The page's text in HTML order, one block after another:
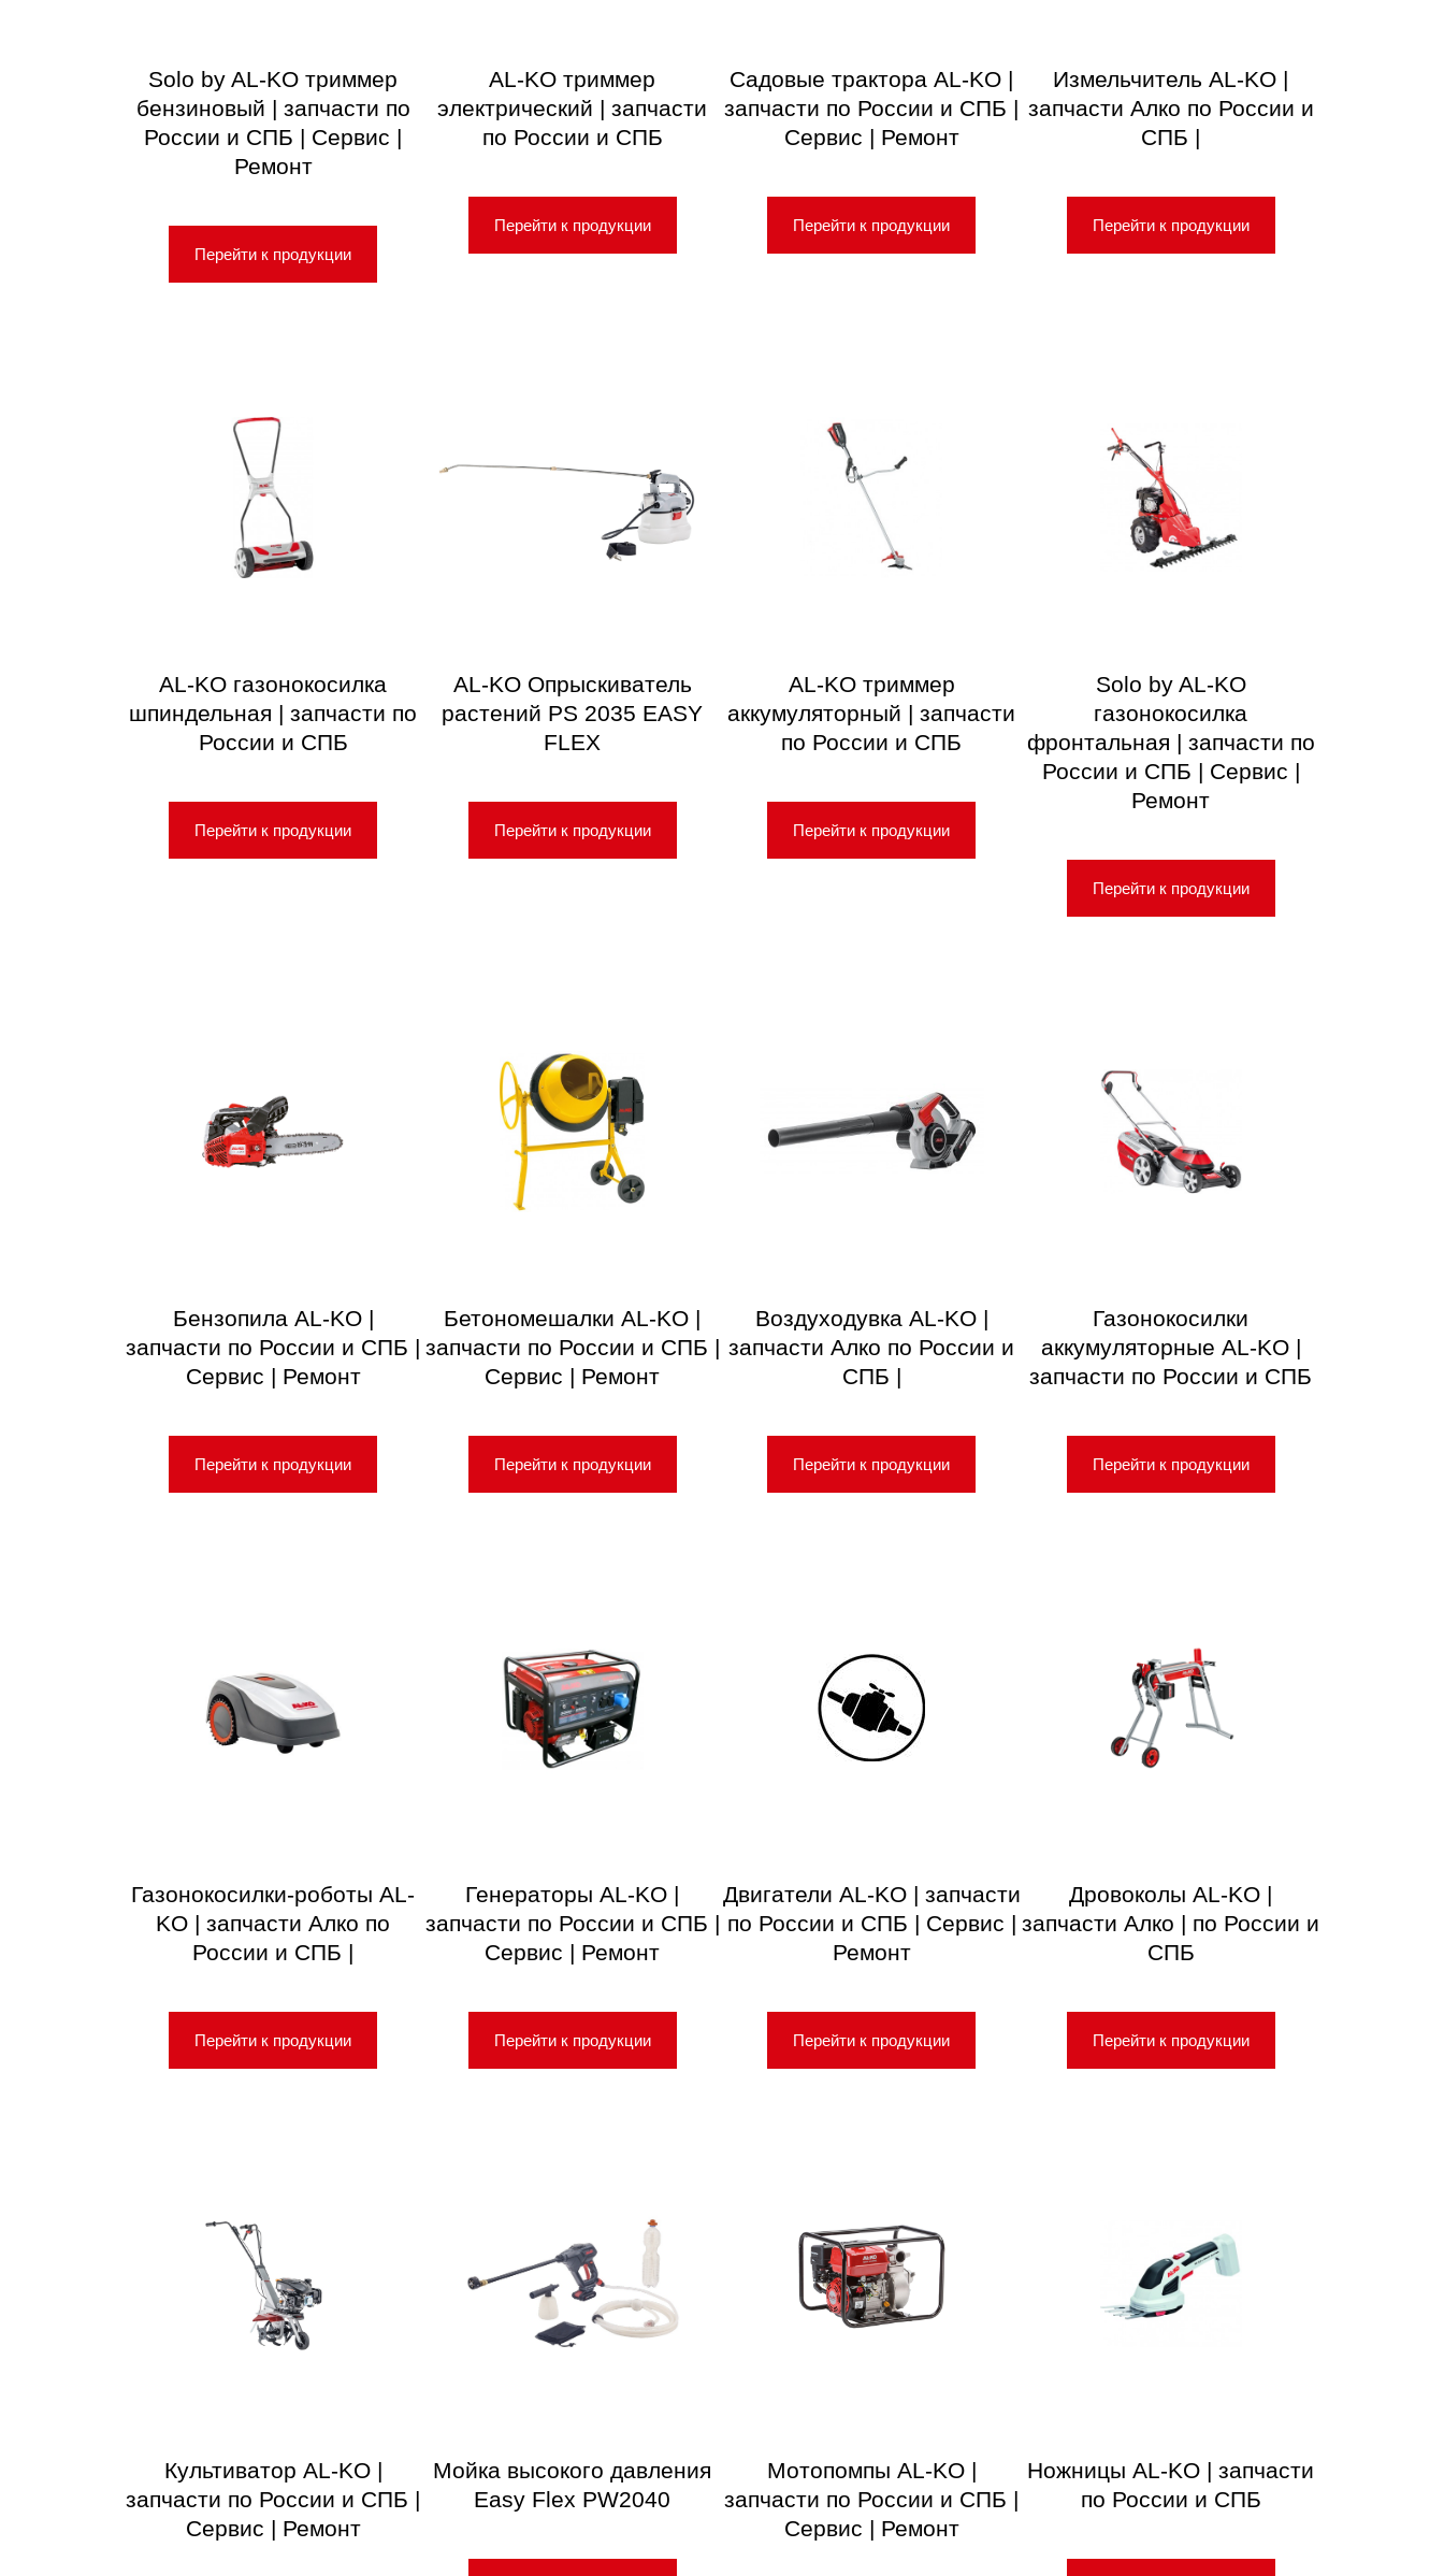
Solo by AL-KO триммер
бензиновый | запчасти по
России и СПБ | Сервис |
Ремонт
Перейти к продукции
AL-KO триммер
электрический | запчасти
по России и СПБ
Перейти к продукции
Садовые трактора AL-KO |
запчасти по России и СПБ |
Сервис | Ремонт
Перейти к продукции
Измельчитель AL-KO |
запчасти Алко по России и
СПБ |
Перейти к продукции
AL-KO газонокосилка
шпиндельная | запчасти по
России и СПБ
Перейти к продукции
AL-KO Опрыскиватель
растений PS 2035 EASY
FLEX
Перейти к продукции
AL-KO триммер
аккумуляторный | запчасти
по России и СПБ
Перейти к продукции
Solo by AL-KO
газонокосилка
фронтальная | запчасти по
России и СПБ | Сервис |
Ремонт
Перейти к продукции
Бензопила AL-KO |
запчасти по России и СПБ |
Сервис | Ремонт
Перейти к продукции
Бетономешалки AL-KO |
запчасти по России и СПБ |
Сервис | Ремонт
Перейти к продукции
Воздуходувка AL-KO |
запчасти Алко по России и
СПБ |
Перейти к продукции
Газонокосилки
аккумуляторные AL-KO |
запчасти по России и СПБ
Перейти к продукции
Газонокосилки-роботы AL-
KO | запчасти Алко по
России и СПБ |
Перейти к продукции
Генераторы AL-KO |
запчасти по России и СПБ |
Сервис | Ремонт
Перейти к продукции
Двигатели AL-KO | запчасти
по России и СПБ | Сервис |
Ремонт
Перейти к продукции
Дровоколы AL-KO |
запчасти Алко | по России и
СПБ
Перейти к продукции
Культиватор AL-KO |
запчасти по России и СПБ |
Сервис | Ремонт
Мойка высокого давления
Easy Flex PW2040
Мотопомпы AL-KO |
запчасти по России и СПБ |
Сервис | Ремонт
Ножницы AL-KO | запчасти
по России и СПБ